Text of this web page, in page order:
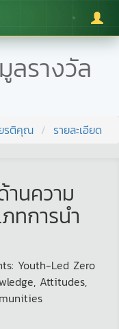
ลรางวัล
ยรติคุณ รายละเอียด
านความ
ทการนำ
Youth-Led Zero
Attitudes,